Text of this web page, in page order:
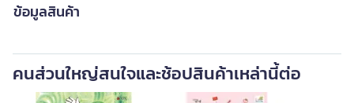
ข้อมูลสินค้า
คนส่วนใหญ่สนใจและช้อปสินค้าเหล่านี้ต่อ